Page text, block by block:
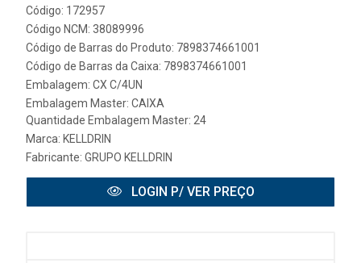
Código: 172957
Código NCM: 38089996
Código de Barras do Produto: 7898374661001
Código de Barras da Caixa: 7898374661001
Embalagem: CX C/4UN
Embalagem Master: CAIXA
Quantidade Embalagem Master: 24
Marca: KELLDRIN
Fabricante: GRUPO KELLDRIN
LOGIN P/ VER PREÇO